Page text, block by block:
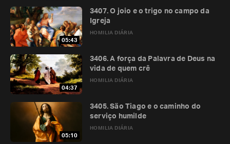
05:43
HOMILIA DIÁRIA
3407. O joio e o trigo no campo da
Igreja
04:37
HOMILIA DIÁRIA
3406. A força da Palavra de Deus na
vida de quem crê
05:10
HOMILIA DIÁRIA
3405. São Tiago e o caminho do
serviço humilde